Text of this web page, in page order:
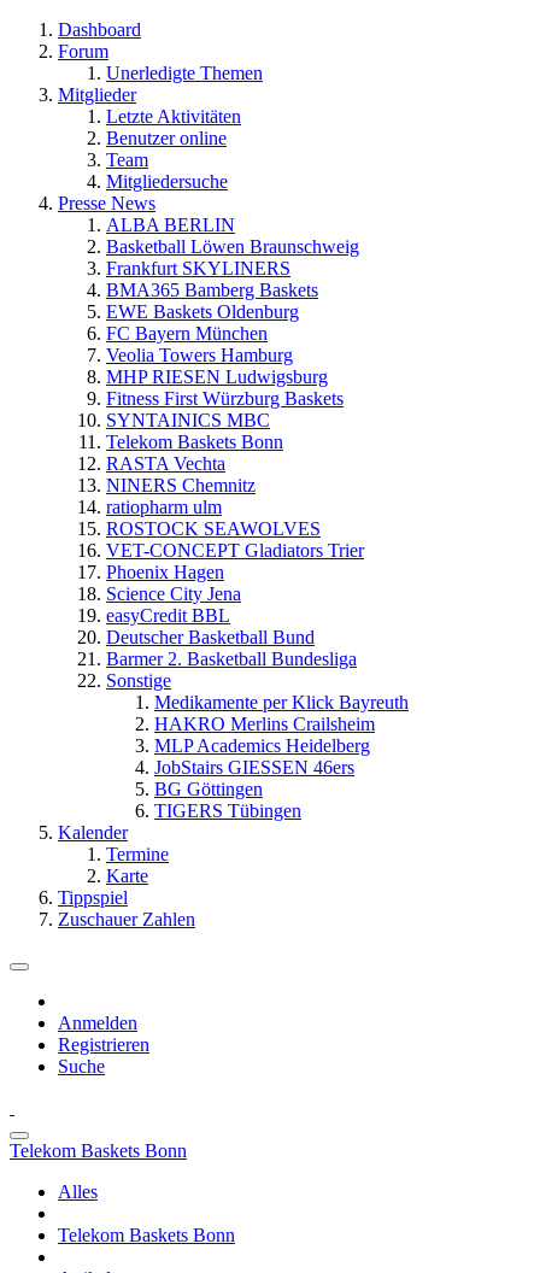
Dashboard
Forum
Unerledigte Themen
Mitglieder
Letzte Aktivitäten
Benutzer online
Team
Mitgliedersuche
Presse News
ALBA BERLIN
Basketball Löwen Braunschweig
Frankfurt SKYLINERS
BMA365 Bamberg Baskets
EWE Baskets Oldenburg
FC Bayern München
Veolia Towers Hamburg
MHP RIESEN Ludwigsburg
Fitness First Würzburg Baskets
SYNTAINICS MBC
Telekom Baskets Bonn
RASTA Vechta
NINERS Chemnitz
ratiopharm ulm
ROSTOCK SEAWOLVES
VET-CONCEPT Gladiators Trier
Phoenix Hagen
Science City Jena
easyCredit BBL
Deutscher Basketball Bund
Barmer 2. Basketball Bundesliga
Sonstige
Medikamente per Klick Bayreuth
HAKRO Merlins Crailsheim
MLP Academics Heidelberg
JobStairs GIESSEN 46ers
BG Göttingen
TIGERS Tübingen
Kalender
Termine
Karte
Tippspiel
Zuschauer Zahlen
Anmelden
Registrieren
Suche
Telekom Baskets Bonn
Alles
Telekom Baskets Bonn